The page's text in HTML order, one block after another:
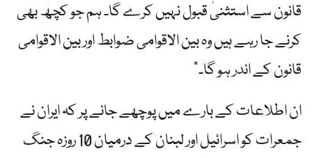
قانون سے استثنیٰ قبول نہیں کرے گا۔ ہم جو کچھ بھی
کرنے جا رہے ہیں وہ بین الاقوامی ضوابط اور بین الاقوامی
قانون کے اندر ہو گا۔”
ان اطلاعات کے بارے میں پوچھے جانے پر کہ ایران نے
جمعرات کو اسرائیل اور لبنان کے درمیان 10 روزہ جنگ